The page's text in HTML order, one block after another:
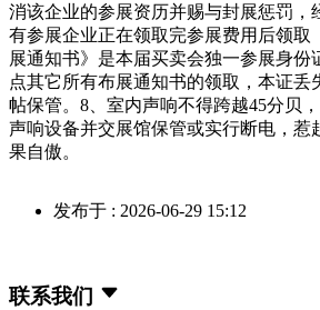
消该企业的参展资历并赐与封展惩罚，
有参展企业正在领取完参展费用后领取
展通知书》是本届买卖会独一参展身份
点其它所有布展通知书的领取，本证丢
帖保管。8、室内声响不得跨越45分贝
声响设备并交展馆保管或实行断电，惹
果自傲。
发布于 : 2026-06-29 15:12
联系我们